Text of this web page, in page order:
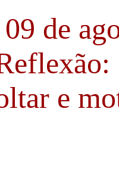
09 de
e